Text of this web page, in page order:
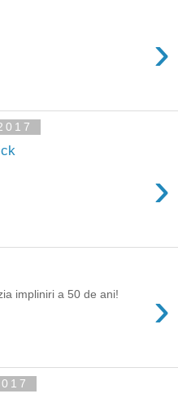
›
›
›
impliniri a 50 de ani!